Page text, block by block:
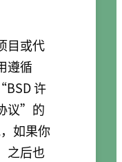
目或代
遵循
许
议”的
如果你
之后也